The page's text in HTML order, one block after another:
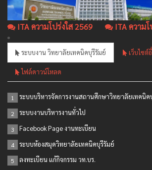
ITA ความโปร่งใส 2569 ITA ความ
ระบบงาน วิทยาลัยเทคนิคบุรีรัมย์ เว็บไซต์
ไฟล์ดาวน์โหลด
1 ระบบบริหารจัดการงานสถานศึกษาวิทยาลัยเทคนิค
2 ระบบงานบริหารงานทั่วไป
3 Facebook Page งานทะเบียน
4 ระบบห้องสมุดวิทยาลัยเทคนิคบุรีรัมย์
5 ลงทะเบียน แก้กิจกรรม วท.บร.